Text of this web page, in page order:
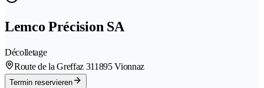
Lemco Précision SA
Décolletage
Route de la Greffaz 311895 Vionnaz
Termin reservieren